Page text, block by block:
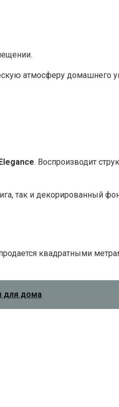
атмосферу домашнего
Elegance. Воспроизводит
так и декорированный
квадратными
для дома